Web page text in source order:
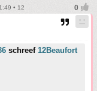
• 12
schreef 12Beaufort